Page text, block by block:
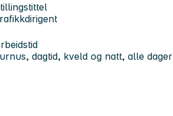
dagtid, kveld og natt, alle dager